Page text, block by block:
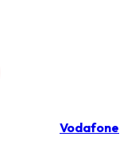
Vodafone